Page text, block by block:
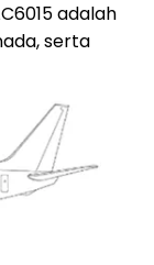
adalah
serta